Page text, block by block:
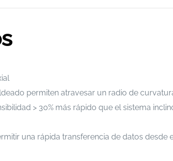
permiten atravesar un radio de
> 30% más rápido que el sistema
una rápida transferencia de datos desde